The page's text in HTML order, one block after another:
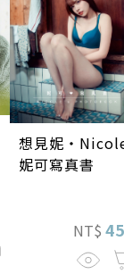
想見妮
妮可寫真書
NT$